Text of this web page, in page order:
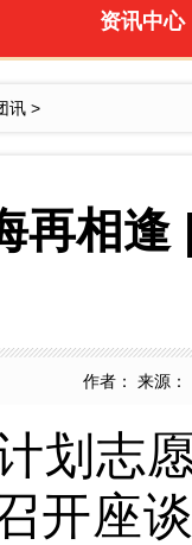
资讯中心
讯 >
再相
作者： 来源
划志
开座